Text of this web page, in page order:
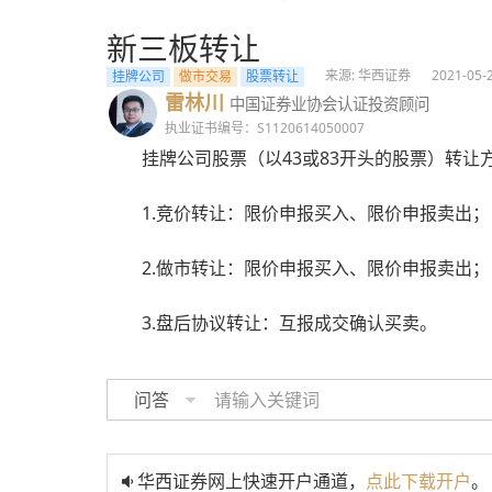
新三板转让
挂牌公司 做市交易 股票转让 来源: 华西证券 2021-05-
雷林川 中国证券业协会认证投资顾问
执业证书编号：S1120614050007
挂牌公司股票（以43或83开头的股票）转让方
1.竞价转让：限价申报买入、限价申报卖出；
2.做市转让：限价申报买入、限价申报卖出；
3.盘后协议转让：互报成交确认买卖。
问答
华西证券网上快速开户通道， 点此下载开户。